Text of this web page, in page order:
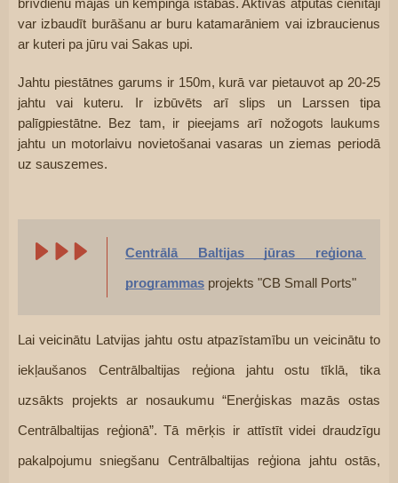
brīvdienu mājās un kempinga istabās. Aktīvās atpūtas cienītāji
var izbaudīt burāšanu ar buru katamarāniem vai izbraucienus
ar kuteri pa jūru vai Sakas upi.
Jahtu piestātnes garums ir 150m, kurā var pietauvot ap 20-25
jahtu vai kuteru. Ir izbūvēts arī slips un Larssen tipa
palīgpiestātne. Bez tam, ir pieejams arī nožogots laukums
jahtu un motorlaivu novietošanai vasaras un ziemas periodā
uz sauszemes.
Centrālā Baltijas jūras reģiona
programmas projekts "CB Small Ports"
Lai veicinātu Latvijas jahtu ostu atpazīstamību un veicinātu to
iekļaušanos Centrālbaltijas reģiona jahtu ostu tīklā, tika
uzsākts projekts ar nosaukumu “Enerģiskas mazās ostas
Centrālbaltijas reģionā”. Tā mērķis ir attīstīt videi draudzīgu
pakalpojumu sniegšanu Centrālbaltijas reģiona jahtu ostās,